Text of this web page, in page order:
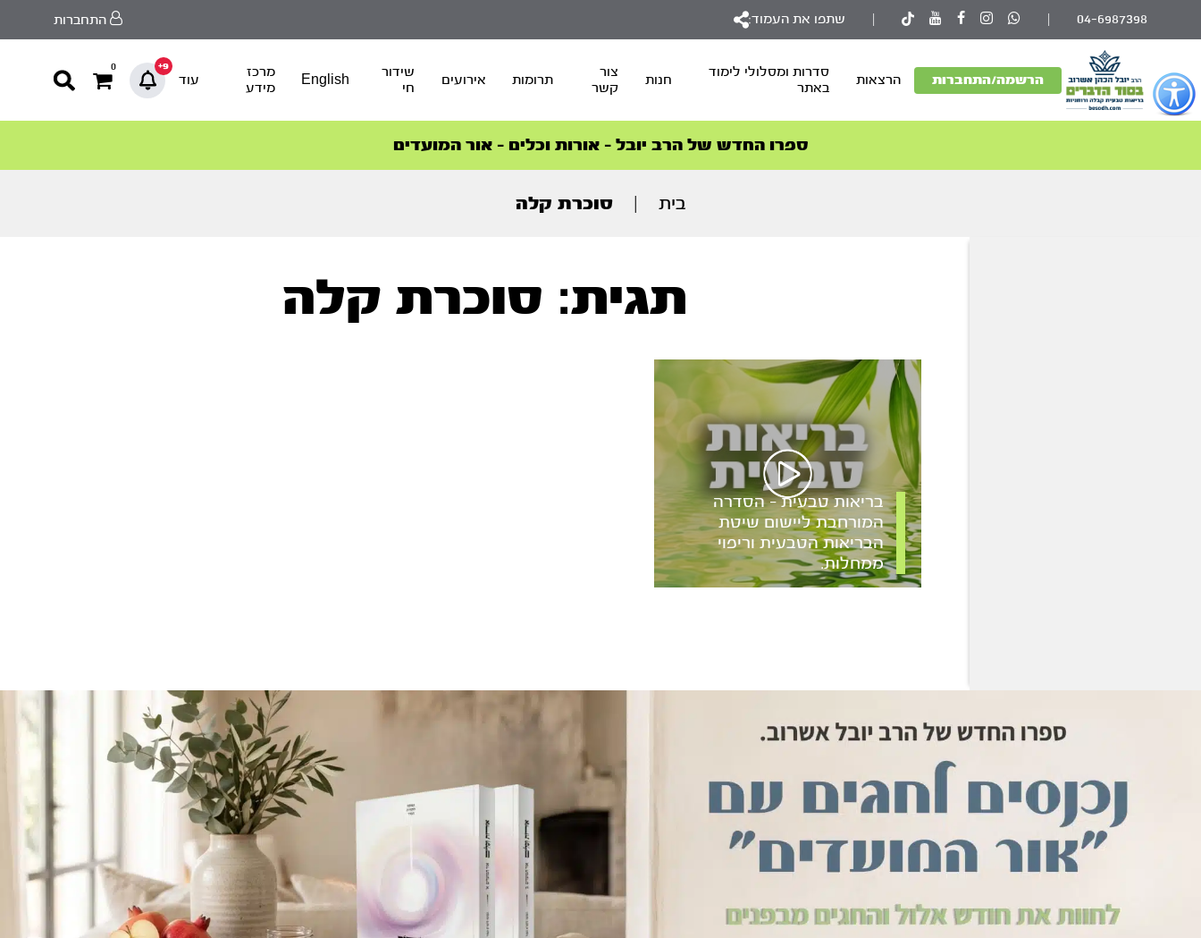
כפתור
לפתיחת
תפריט
נגישות
04-6987398 שתפו את העמוד: התחברות
הרשמה/התחברות הרצאות
סדרות ומסלולי לימוד
באתר
חנות
צור
קשר
תרומות אירועים
שידור
חי
English
מרכז
מידע
עוד
9+
0
סדרות הפודקאסטים
הסדרה המובילה החודש – דרך המלך
ספרו החדש של הרב יובל – אורות וכלים – אור המועדים
הצטרפו למהפכת הבריאות הטבעית >
סדרות הפודקאסטים
הסדרה המובילה החודש – דרך המלך
בית סוכרת קלה
תגית: סוכרת קלה
בריאות טבעית – הסדרה
המורחבת ליישום שיטת
הבריאות הטבעית וריפוי
ממחלות.